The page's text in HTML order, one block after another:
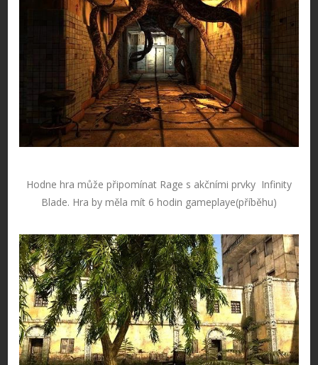
Hodne hra může připomínat Rage s akčními prvky Infinity
Blade. Hra by měla mít 6 hodin gameplaye(příběhu)